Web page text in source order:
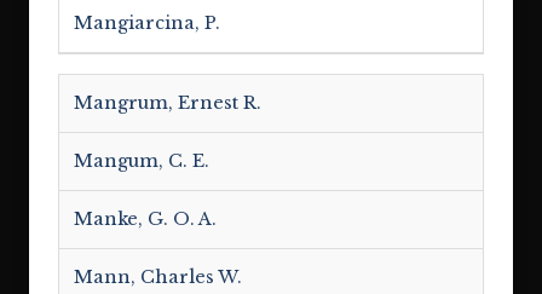
Mangiarcina, P.
Mangrum, Ernest R.
Mangum, C. E.
Manke, G. O. A.
Mann, Charles W.